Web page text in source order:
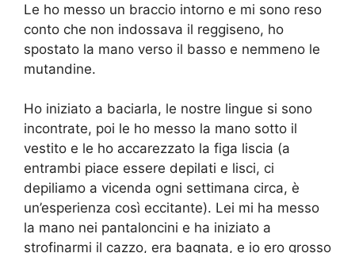
Le ho messo un braccio intorno e mi sono reso
conto che non indossava il reggiseno, ho
spostato la mano verso il basso e nemmeno le
mutandine.
Ho iniziato a baciarla, le nostre lingue si sono
incontrate, poi le ho messo la mano sotto il
vestito e le ho accarezzato la figa liscia (a
entrambi piace essere depilati e lisci, ci
depiliamo a vicenda ogni settimana circa, è
un’esperienza così eccitante). Lei mi ha messo
la mano nei pantaloncini e ha iniziato a
strofinarmi il cazzo, era bagnata, e io ero grosso